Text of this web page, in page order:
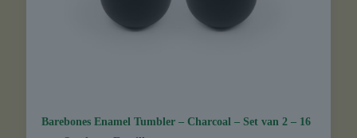
Barebones Enamel Tumbler – Charcoal – Set van 2 – 16